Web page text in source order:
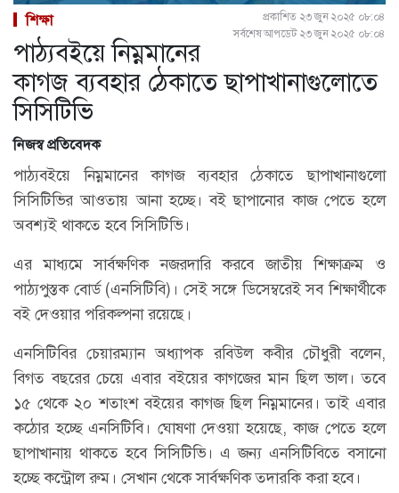
শিক্ষা
প্রকাশিত ২৩ জুন ২০২৫ ০৮:০৪
সর্বশেষ আপডেট ২৩ জুন ২০২৫ ০৮:০৪
পাঠ্যবইয়ে নিম্নমানের
কাগজ ব্যবহার ঠেকাতে ছাপাখানাগুলোতে
সিসিটিভি
নিজস্ব প্রতিবেদক
পাঠ্যবইয়ে নিম্নমানের কাগজ ব্যবহার ঠেকাতে ছাপাখানাগুলো
সিসিটিভির আওতায় আনা হচ্ছে। বই ছাপানোর কাজ পেতে হলে
অবশ্যই থাকতে হবে সিসিটিভি।
এর মাধ্যমে সার্বক্ষণিক নজরদারি করবে জাতীয় শিক্ষাক্রম ও
পাঠ্যপুস্তক বোর্ড (এনসিটিবি)। সেই সঙ্গে ডিসেম্বরেই সব শিক্ষার্থীকে
বই দেওয়ার পরিকল্পনা রয়েছে।
এনসিটিবির চেয়ারম্যান অধ্যাপক রবিউল কবীর চৌধুরী বলেন,
বিগত বছরের চেয়ে এবার বইয়ের কাগজের মান ছিল ভাল। তবে
১৫ থেকে ২০ শতাংশ বইয়ের কাগজ ছিল নিম্নমানের। তাই এবার
কঠোর হচ্ছে এনসিটিবি। ঘোষণা দেওয়া হয়েছে, কাজ পেতে হলে
ছাপাখানায় থাকতে হবে সিসিটিভি। এ জন্য এনসিটিবিতে বসানো
হচ্ছে কন্ট্রোল রুম। সেখান থেকে সার্বক্ষণিক তদারকি করা হবে।